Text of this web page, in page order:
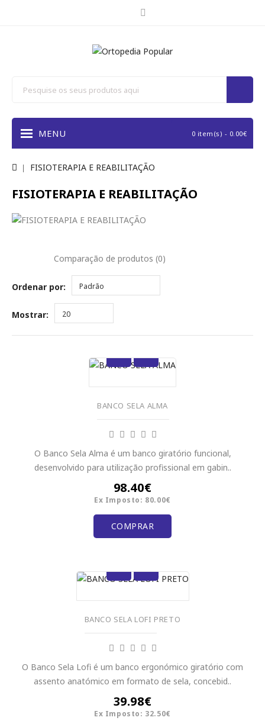
0 item(s) - 0.00€
MENU
FISIOTERAPIA E REABILITAÇÃO
FISIOTERAPIA E REABILITAÇÃO
Comparação de produtos (0)
Ordenar por: Padrão
Mostrar: 20
BANCO SELA ALMA
O Banco Sela Alma é um banco giratório funcional,
desenvolvido para utilização profissional em gabin..
98.40€
Ex Imposto: 80.00€
COMPRAR
BANCO SELA LOFI PRETO
O Banco Sela Lofi é um banco ergonómico giratório com
assento anatómico em formato de sela, concebid..
39.98€
Ex Imposto: 32.50€